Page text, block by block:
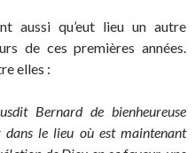
aussi qu’eut lieu un autre
de ces premières années.
elles :
Bernard de bienheureuse
le lieu où est maintenant